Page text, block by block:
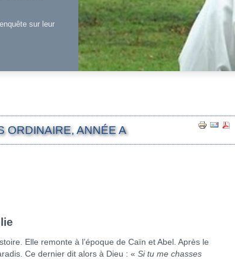
sur leur
ORDINAIRE, ANNÉE A
Elle remonte à l’époque de Caïn et Abel. Après le
Ce dernier dit alors à Dieu : « Si tu me chasses